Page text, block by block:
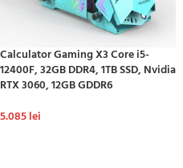
Calculator Gaming X3 Core i5-
12400F, 32GB DDR4, 1TB SSD, Nvidia
RTX 3060, 12GB GDDR6
5.085lei